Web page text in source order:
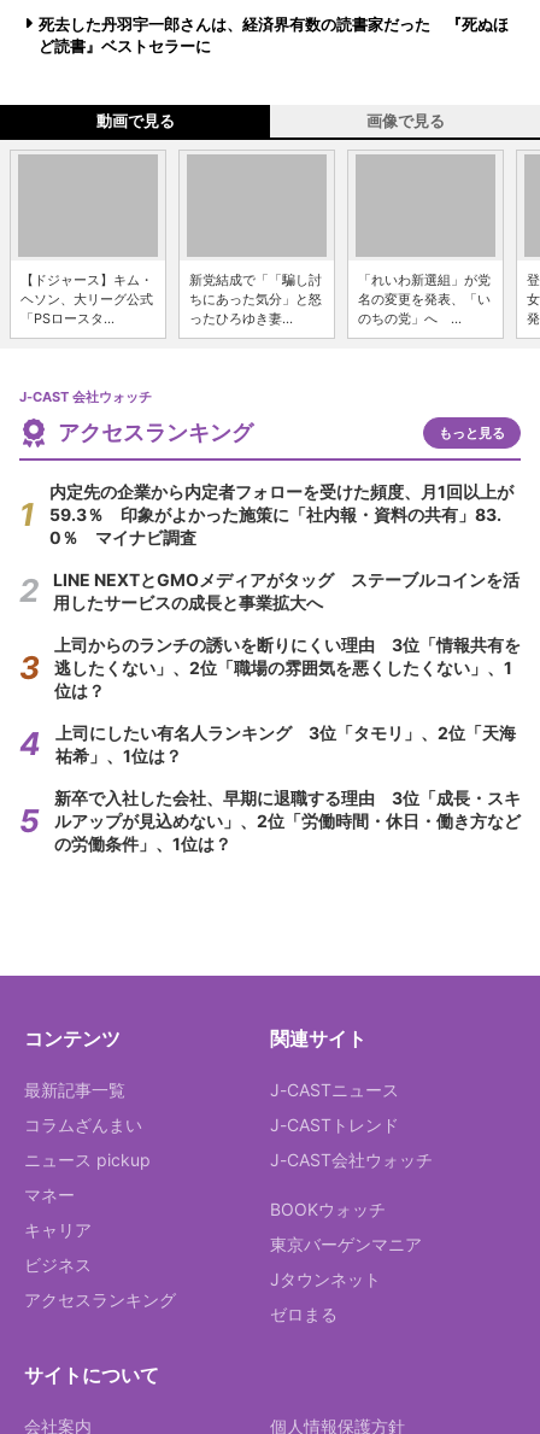
死去した丹羽宇一郎さんは、経済界有数の読書家だった 『死ぬほ
ど読書』ベストセラーに
動画で見る 画像で見る
【ドジャース】キム・
ヘソン、大リーグ公式
「PSロースタ...
新党結成で「「騙し討
ちにあった気分」と怒
ったひろゆき妻...
「れいわ新選組」が党
名の変更を発表、「い
のちの党」へ ...
J-CAST 会社ウォッチ
アクセスランキング もっと見る
内定先の企業から内定者フォローを受けた頻度、月1回以上が
59.3％ 印象がよかった施策に「社内報・資料の共有」83.
0％ マイナビ調査
LINE NEXTとGMOメディアがタッグ ステーブルコインを活
用したサービスの成長と事業拡大へ
上司からのランチの誘いを断りにくい理由 3位「情報共有を
逃したくない」、2位「職場の雰囲気を悪くしたくない」、1
位は？
上司にしたい有名人ランキング 3位「タモリ」、2位「天海
祐希」、1位は？
新卒で入社した会社、早期に退職する理由 3位「成長・スキ
ルアップが見込めない」、2位「労働時間・休日・働き方など
の労働条件」、1位は？
コンテンツ
最新記事一覧
コラムざんまい
ニュース pickup
マネー
キャリア
ビジネス
アクセスランキング
関連サイト
J-CASTニュース
J-CASTトレンド
J-CAST会社ウォッチ
BOOKウォッチ
東京バーゲンマニア
Jタウンネット
ゼロまる
サイトについて
会社案内 個人情報保護方針